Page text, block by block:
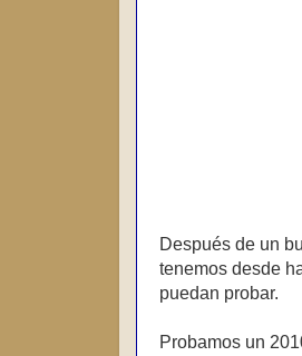
Después de un
tenemos desde
puedan probar.
Probamos un